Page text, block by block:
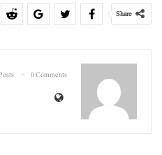
Share
0 Comments